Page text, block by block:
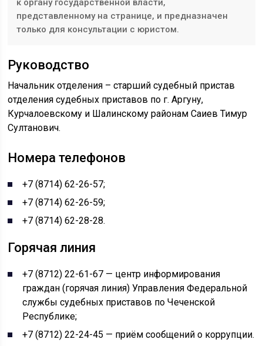
к органу государственной власти,
представленному на странице, и предназначен
только для консультации с юристом.
Руководство
Начальник отделения – старший судебный пристав
отделения судебных приставов по г. Аргуну,
Курчалоевскому и Шалинскому районам Саиев Тимур
Султанович.
Номера телефонов
+7 (8714) 62-26-57;
+7 (8714) 62-26-59;
+7 (8714) 62-28-28.
Горячая линия
+7 (8712) 22-61-67 — центр информирования
граждан (горячая линия) Управления Федеральной
службы судебных приставов по Чеченской
Республике;
+7 (8712) 22-24-45 — приём сообщений о коррупции.